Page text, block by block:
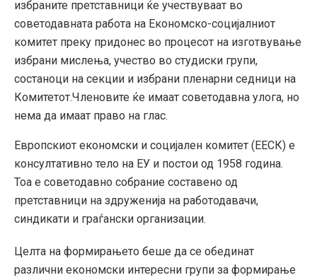
избраните претставници ќе учествуваат во
советодавната работа на Економско-социјалниот
комитет преку придонес во процесот на изготвување
избрани мислења, учество во студиски групи,
состаноци на секции и избрани пленарни седници на
Комитетот.Членовите ќе имаат советодавна улога, но
нема да имаат право на глас.
Европскиот економски и социјален комитет (ЕЕСК) е
консултативно тело на ЕУ и постои од 1958 година.
Тоа е советодавно собрание составено од
претставници на здруженија на работодавачи,
синдикати и граѓански организации.
Целта на формирањето беше да се обединат
различни економски интересни групи за формирање